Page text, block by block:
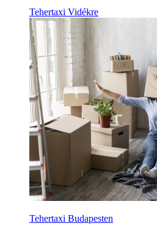
Tehertaxi Vidékre
Tehertaxi Budapesten